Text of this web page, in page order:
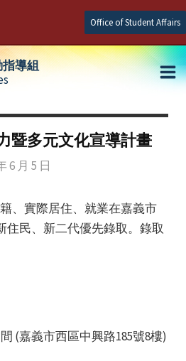
Office of Student Affairs
導組
暨多元文化宣導計畫
6 月 5 日
、實際居住、就業在嘉義市
住民、新二代優先錄取。錄取
(嘉義市西區中興路185號8樓)